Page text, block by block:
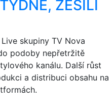
ZESÍLÍ
skupiny TV Nova
podoby nepřetržitě
kanálu. Další růst
a distribuci obsahu na